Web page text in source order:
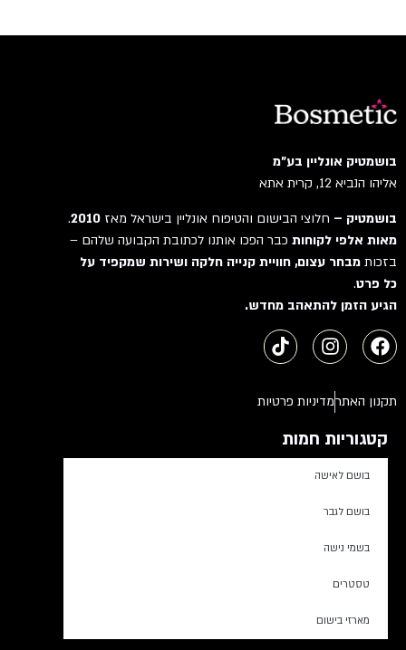
בושמטיק אונליין בע"מ
אליהו הנביא 12, קרית אתא
בושמטיק –חלוצי הבישום והטיפוח אונליין בישראל מאז2010
.
מאות אלפי לקוחותכבר הפכו אותנו לכתובת הקבועה שלהם –
בזכותמבחר עצום, חוויית קנייה חלקה ושירות שמקפיד על
כל פרט.
הגיע הזמן להתאהב מחדש.
תקנון האתרמדיניות פרטיות
קטגוריות חמות
בושם לאישה
בושם לגבר
בשמי נישה
טסטרים
מארזי בישום